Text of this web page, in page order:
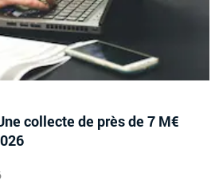
collecte de près de 7 M€